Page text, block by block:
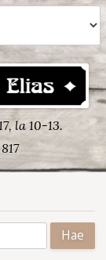
la 10-13.